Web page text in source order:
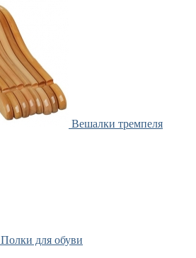
Вешалки тремпеля
Полки для обуви